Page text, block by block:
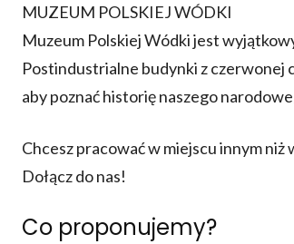
MUZEUM POLSKIEJ WÓDKI
Muzeum Polskiej Wódki jest
Postindustrialne budynki z czerwonej
aby poznać historię naszego
Chcesz pracować w miejscu innym niż
Dołącz do nas!
Co proponujemy?